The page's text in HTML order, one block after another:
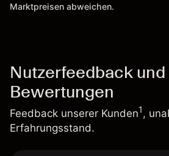
Marktpreisen abweichen.
Nutzerfeedback und
Bewertungen
Feedback unserer Kunden1,
Erfahrungsstand.